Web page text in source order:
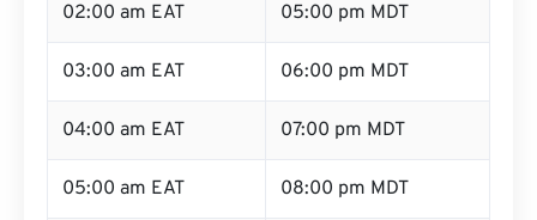
02:00 am EAT 05:00 pm MDT
03:00 am EAT 06:00 pm MDT
04:00 am EAT 07:00 pm MDT
05:00 am EAT 08:00 pm MDT